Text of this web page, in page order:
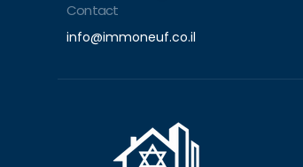
Contact
info@immoneuf.co.il